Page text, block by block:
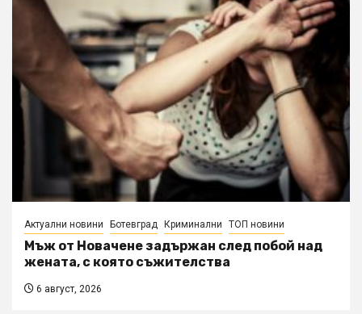
Актуални новини Ботевград Криминални ТОП новини
Мъж от Новачене задържан след побой над
жената, с която съжителства
6 август, 2026